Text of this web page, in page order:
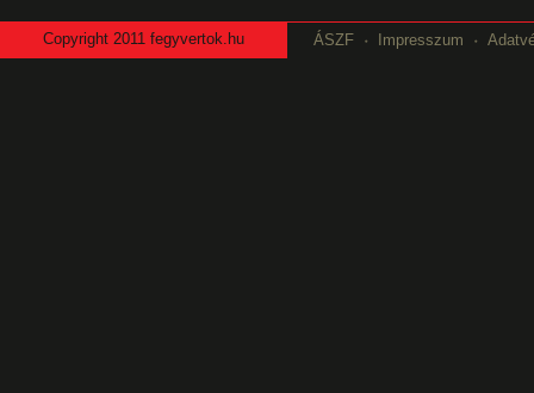
Copyright 2011 fegyvertok.hu ÁSZF Impresszum